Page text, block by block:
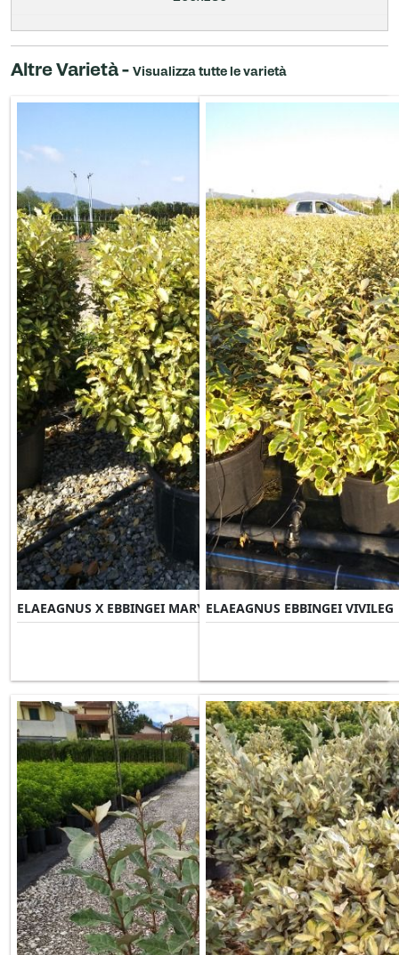
Altre Varietà - Visualizza tutte le varietà
ELAEAGNUS X EBBINGEI MARYLINEELAEAGNUS EBBINGEI VIVILEG